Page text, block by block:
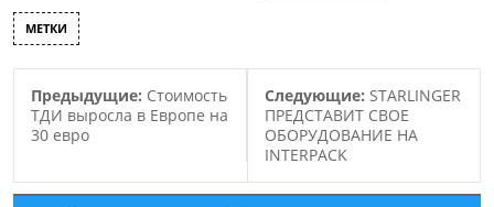
повреждений в течение
нескольких часов.
структуры при трещинах
и царапинах, новый
пластик способен
первоначальную форму,…
МЕТКИ
Предыдущие: Стоимость
ТДИ выросла в Европе на
30 евро
Следующие: STARLINGER
ПРЕДСТАВИТ СВОЕ
ОБОРУДОВАНИЕ НА
INTERPACK